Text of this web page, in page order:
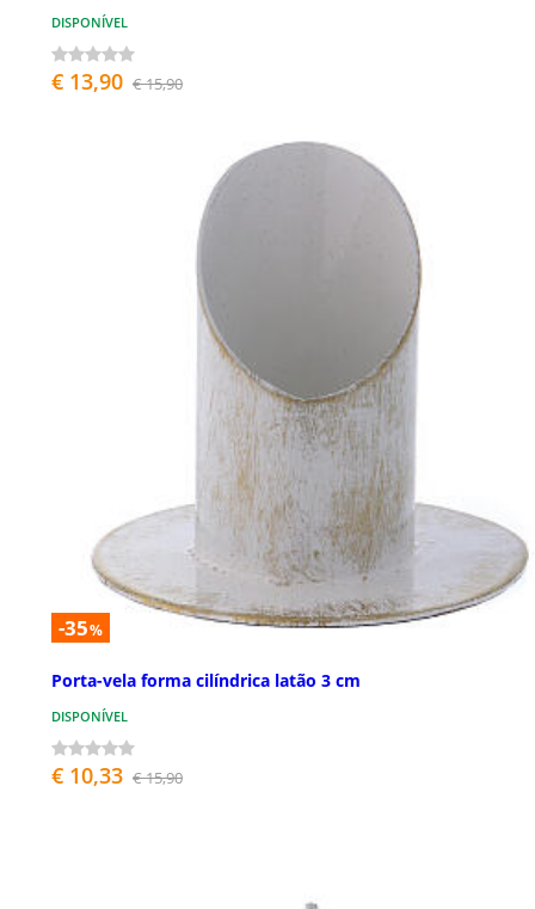
DISPONÍVEL
€ 13,90 € 15,90
-35%
Porta-vela forma cilíndrica latão 3 cm
DISPONÍVEL
€ 10,33 € 15,90